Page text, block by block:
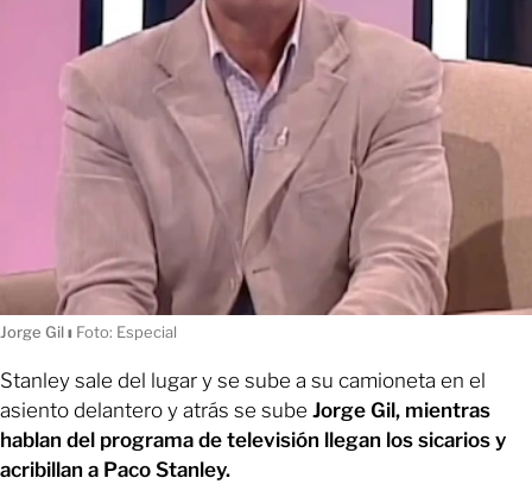
Jorge Gilı Foto: Especial
Stanley sale del lugar y se sube a su camioneta en el
asiento delantero y atrás se sube Jorge Gil, mientras
hablan del programa de televisión llegan los sicarios y
acribillan a Paco Stanley.